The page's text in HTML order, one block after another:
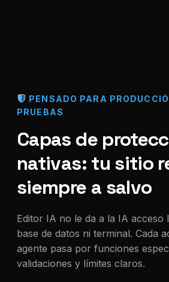
PENSADO PARA
PRUEBAS
Capas de
nativas: tu sitio
siempre a salvo
Editor IA no le da a la IA acceso
base de datos ni terminal. Cada
agente pasa por funciones
validaciones y límites claros.